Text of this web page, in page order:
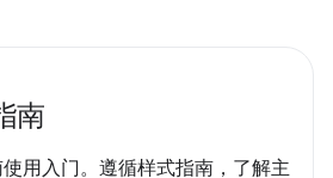
南
用入门。遵循样式指南，了解主